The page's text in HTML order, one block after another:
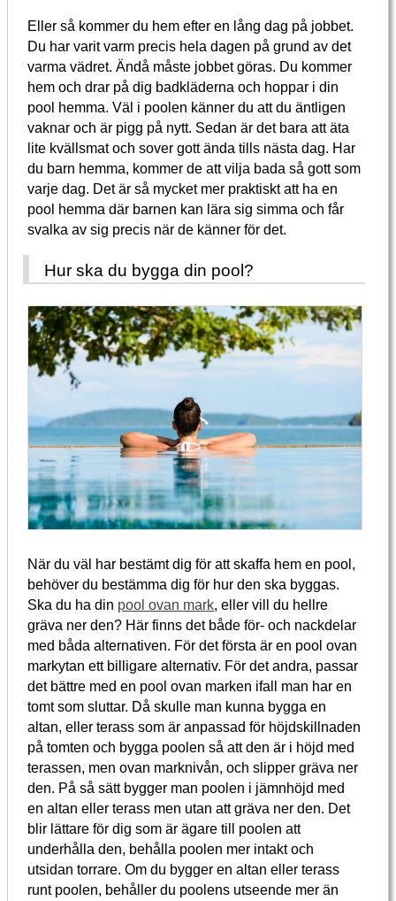
Eller så kommer du hem efter en lång dag på jobbet.
Du har varit varm precis hela dagen på grund av det
varma vädret. Ändå måste jobbet göras. Du kommer
hem och drar på dig badkläderna och hoppar i din
pool hemma. Väl i poolen känner du att du äntligen
vaknar och är pigg på nytt. Sedan är det bara att äta
lite kvällsmat och sover gott ända tills nästa dag. Har
du barn hemma, kommer de att vilja bada så gott som
varje dag. Det är så mycket mer praktiskt att ha en
pool hemma där barnen kan lära sig simma och får
svalka av sig precis när de känner för det.
Hur ska du bygga din pool?
När du väl har bestämt dig för att skaffa hem en pool,
behöver du bestämma dig för hur den ska byggas.
Ska du ha din pool ovan mark, eller vill du hellre
gräva ner den? Här finns det både för- och nackdelar
med båda alternativen. För det första är en pool ovan
markytan ett billigare alternativ. För det andra, passar
det bättre med en pool ovan marken ifall man har en
tomt som sluttar. Då skulle man kunna bygga en
altan, eller terass som är anpassad för höjdskillnaden
på tomten och bygga poolen så att den är i höjd med
terassen, men ovan marknivån, och slipper gräva ner
den. På så sätt bygger man poolen i jämnhöjd med
en altan eller terass men utan att gräva ner den. Det
blir lättare för dig som är ägare till poolen att
underhålla den, behålla poolen mer intakt och
utsidan torrare. Om du bygger en altan eller terass
runt poolen, behåller du poolens utseende mer än